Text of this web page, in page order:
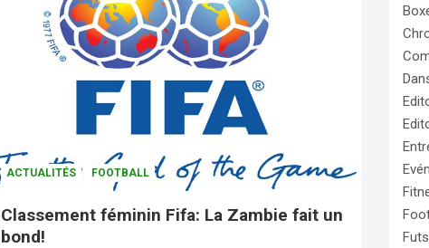
ACTUALITÉS FOOTBALL
Classement féminin Fifa: La Zambie fait un
bond!